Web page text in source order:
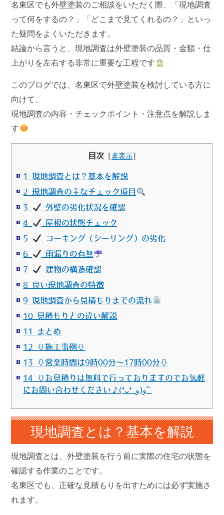
名東区でも外壁塗装のご相談をいただく際、「現地調査
って何をするの？」「どこまで見てくれるの？」といっ
た疑問をよくいただきます。
結論から言うと、現地調査は外壁塗装の品質・金額・仕
上がりを左右する非常に重要な工程です
このブログでは、名東区で外壁塗装を検討している方に
向けて、
現地調査の内容・チェックポイント・注意点を解説しま
す
目次 非表示]
1 現地調査とは？基本を解説
2 現地調査の主なチェック項目
3
外壁の劣化状況を確認
4
屋根の状態チェック
5
コーキング（シーリング）の劣化
6
雨漏りの有無
7
建物の構造確認
8 良い現地調査の特徴
9 現地調査から見積もりまでの流れ
10 見積もりとの違い解説
11 まとめ
12 ⇩施工事例⇩
13 ⇩営業時間は9時00分～17時00分⇩
14 ⇩お見積りは無料で行っておりますのでお気軽
にお問い合わせください♪(❛ᴗ❛ و(و˚˙
現地調査とは？基本を解説
現地調査とは、外壁塗装を行う前に実際の住宅の状態を
確認する作業のことです。
名東区でも、正確な見積もりを出すためには必ず実施さ
れます。